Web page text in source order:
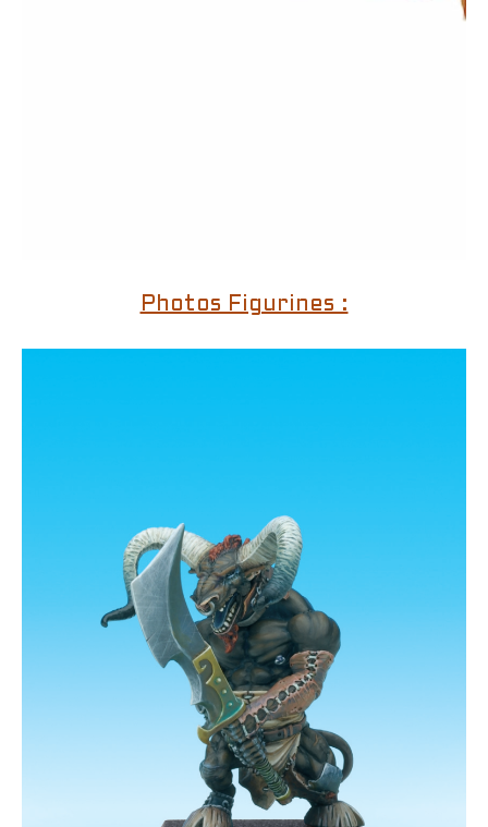
Photos Figurines :